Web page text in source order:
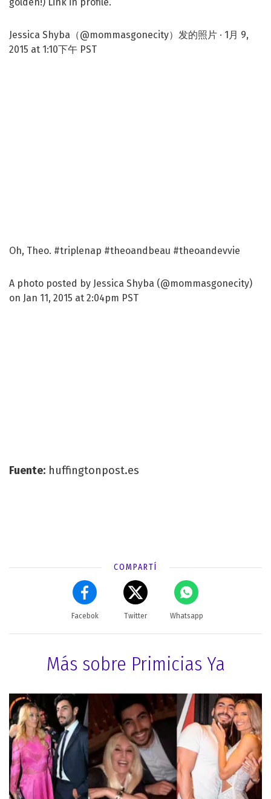
Jessica Shyba（@mommasgonecity）发的照片 · 1月 9,
2015 at 1:10下午 PST
Oh, Theo. #triplenap #theoandbeau #theoandevvie
A photo posted by Jessica Shyba (@mommasgonecity)
on Jan 11, 2015 at 2:04pm PST
Fuente: huffingtonpost.es
COMPARTÍ
Facebok Twitter Whatsapp
Más sobre Primicias Ya